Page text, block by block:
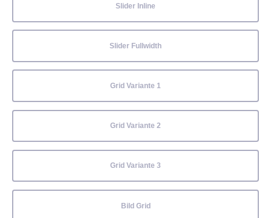
Slider Inline
Slider Fullwidth
Grid Variante 1
Grid Variante 2
Grid Variante 3
Bild Grid